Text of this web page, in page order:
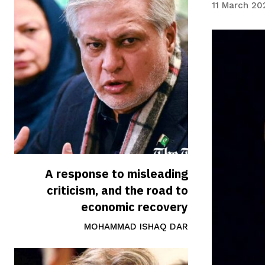
A response to misleading
criticism, and the road to
economic recovery
MOHAMMAD ISHAQ DAR
11 March